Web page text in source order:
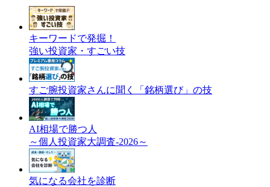
キーワードで発掘！
強い投資家・すごい技
すご腕投資家さんに聞く「銘柄選び」の技
AI相場で勝つ人
～個人投資家大調査-2026～
気になる会社を診断